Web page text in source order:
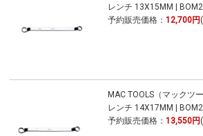
レンチ 13X15MM |
予約販売価格： 12,700円
MAC TOOLS（マックツ
レンチ 14X17MM |
予約販売価格： 13,550円